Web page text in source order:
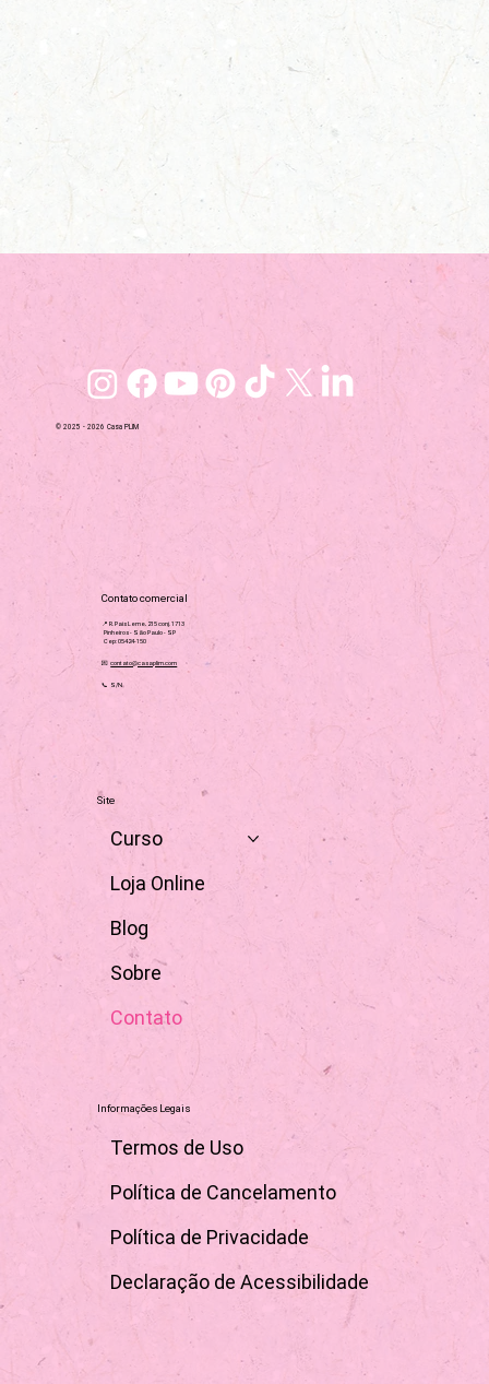
Site
Curso
Loja Online
Blog
Sobre
Contato
© 2025 - 2026 Casa PLIM
Contato comercial
📍 R. Pais Leme, 215 conj. 1713
Pinheiros - São Paulo - SP
Cep: 05424-150
💌contato@casaplim.com
📞 S/N
Informações Legais
Termos de Uso
Política de Cancelamento
Política de Privacidade
Declaração de Acessibilidade